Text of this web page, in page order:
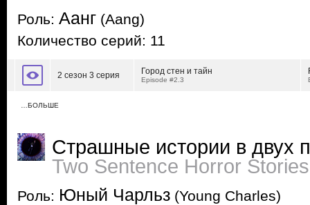
Роль: Аанг (Aang)
Количество серий: 11
2 сезон 3 серия Город стен и тайн
Episode #2.3
…БОЛЬШЕ
Страшные истории в двух
Two Sentence Horror Stories
Роль: Юный Чарльз (Young Charles)